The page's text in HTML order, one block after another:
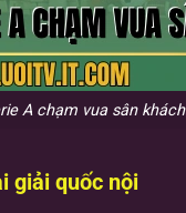
A chạm vua sân khách
giải quốc nội